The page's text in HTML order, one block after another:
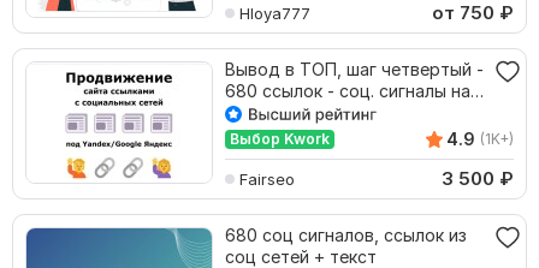
Hloya777 от 750 ₽
Вывод в ТОП, шаг четвертый -
680 ссылок - соц. сигналы на
ваш сайт
Выбор Kwork 4.9 (1K+)
Fairseo 3 500 ₽
680 соц сигналов, ссылок из
соц сетей + текст